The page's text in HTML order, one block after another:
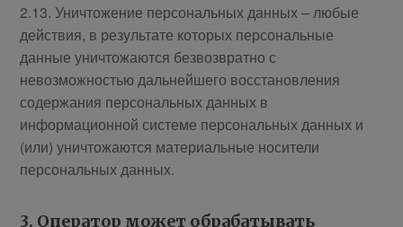
2.13. Уничтожение персональных данных – любые
действия, в результате которых персональные
данные уничтожаются безвозвратно с
невозможностью дальнейшего восстановления
содержания персональных данных в
информационной системе персональных данных и
(или) уничтожаются материальные носители
персональных данных.
3. Оператор может обрабатывать